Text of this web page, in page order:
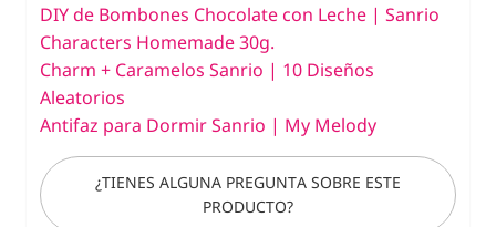
DIY de Bombones Chocolate con Leche | Sanrio
Characters Homemade 30g.
Charm + Caramelos Sanrio | 10 Diseños
Aleatorios
Antifaz para Dormir Sanrio | My Melody
¿TIENES ALGUNA PREGUNTA SOBRE ESTE
PRODUCTO?